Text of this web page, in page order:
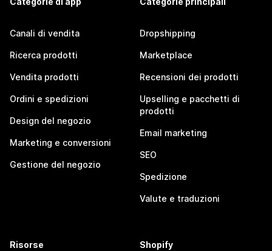
Canali di vendita
Ricerca prodotti
Vendita prodotti
Ordini e spedizioni
Design del negozio
Marketing e conversioni
Gestione del negozio
Dropshipping
Marketplace
Recensioni dei prodotti
Upselling e pacchetti di
prodotti
Email marketing
SEO
Spedizione
Valute e traduzioni
Risorse Shopify